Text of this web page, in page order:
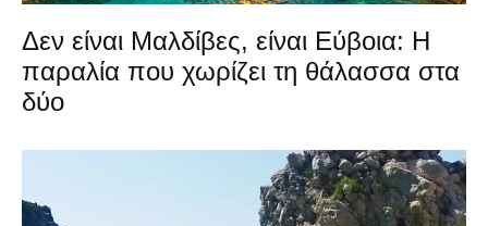
Δεν είναι Μαλδίβες, είναι Εύβοια: Η
παραλία που χωρίζει τη θάλασσα στα
δύο